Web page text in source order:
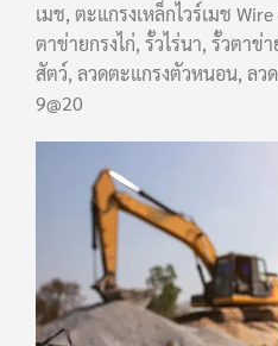
เมช, ตะแกรงเหล็กไวร์เมช
ตาข่ายกรงไก่, รั้วไร่นา, รั้วตา
สัตว์, ลวดตะแกรงตัวหนอน, ลว
9@20